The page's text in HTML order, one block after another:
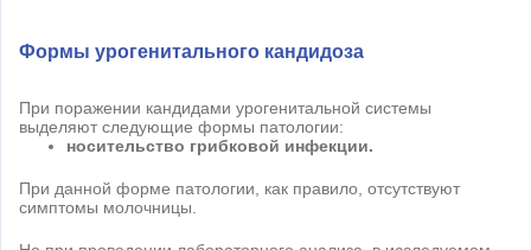
Формы урогенитального кандидоза
При поражении кандидами урогенитальной системы
выделяют следующие формы патологии:
носительство грибковой инфекции.
При данной форме патологии, как правило, отсутствуют
симптомы молочницы.